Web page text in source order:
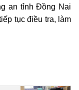
an tỉnh Đồng Nai
tục điều tra, làm